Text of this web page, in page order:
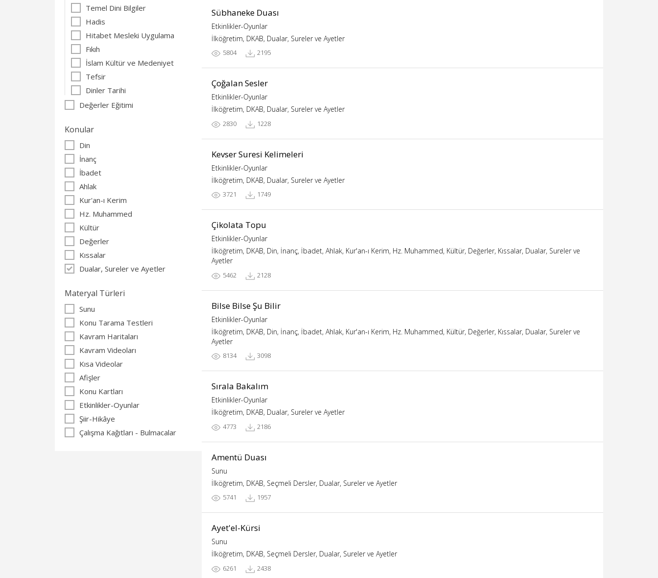
Temel Dini Bilgiler
Hadis
Hitabet Mesleki Uygulama
Fıkıh
İslam Kültür ve Medeniyet
Tefsir
Dinler Tarihi
Değerler Eğitimi
Konular
Din
İnanç
İbadet
Ahlak
Kur'an-ı Kerim
Hz. Muhammed
Kültür
Değerler
Kıssalar
Dualar, Sureler ve Ayetler
Materyal Türleri
Sunu
Konu Tarama Testleri
Kavram Haritaları
Kavram Videoları
Kısa Videolar
Afişler
Konu Kartları
Etkinlikler-Oyunlar
Şiir-Hikâye
Çalışma Kağıtları - Bulmacalar
Sübhaneke Duası
Etkinlikler-Oyunlar
İlköğretim, DKAB, Dualar, Sureler ve Ayetler
5804 2195
Çoğalan Sesler
Etkinlikler-Oyunlar
İlköğretim, DKAB, Dualar, Sureler ve Ayetler
2830 1228
Kevser Suresi Kelimeleri
Etkinlikler-Oyunlar
İlköğretim, DKAB, Dualar, Sureler ve Ayetler
3721 1749
Çikolata Topu
Etkinlikler-Oyunlar
İlköğretim, DKAB, Din, İnanç, İbadet, Ahlak, Kur'an-ı Kerim, Hz. Muhammed, Kültür, Değerler, Kıssalar, Dualar, Sureler ve
Ayetler
5462 2128
Bilse Bilse Şu Bilir
Etkinlikler-Oyunlar
İlköğretim, DKAB, Din, İnanç, İbadet, Ahlak, Kur'an-ı Kerim, Hz. Muhammed, Kültür, Değerler, Kıssalar, Dualar, Sureler ve
Ayetler
8134 3098
Sırala Bakalım
Etkinlikler-Oyunlar
İlköğretim, DKAB, Dualar, Sureler ve Ayetler
4773 2186
Amentü Duası
Sunu
İlköğretim, DKAB, Seçmeli Dersler, Dualar, Sureler ve Ayetler
5741 1957
Ayet'el-Kürsi
Sunu
İlköğretim, DKAB, Seçmeli Dersler, Dualar, Sureler ve Ayetler
6261 2438